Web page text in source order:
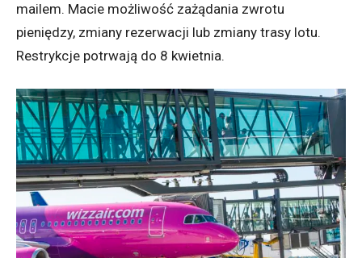
mailem. Macie możliwość zażądania zwrotu
pieniędzy, zmiany rezerwacji lub zmiany trasy lotu.
Restrykcje potrwają do 8 kwietnia.